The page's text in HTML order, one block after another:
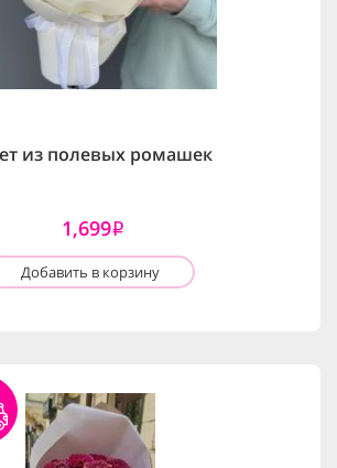
из полевых ромашек
1,699i
Добавить в корзину